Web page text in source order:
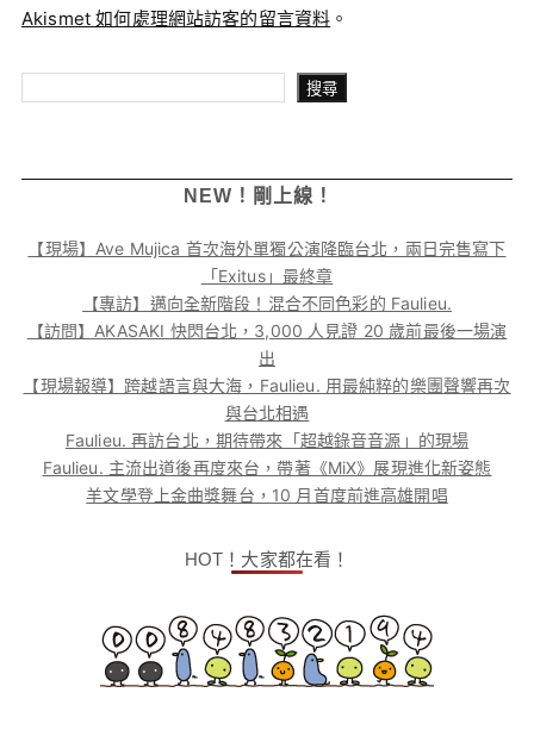
Akismet 如何處理網站訪客的留言資料 。
搜尋
NEW！剛上線！
【現場】Ave Mujica 首次海外單獨公演降臨台北，兩日完售寫下
「Exitus」最終章
【專訪】邁向全新階段！混合不同色彩的 Faulieu.
【訪問】AKASAKI 快閃台北，3,000 人見證 20 歲前最後一場演
出
【現場報導】跨越語言與大海，Faulieu. 用最純粹的樂團聲響再次
與台北相遇
Faulieu. 再訪台北，期待帶來「超越錄音音源」的現場
Faulieu. 主流出道後再度來台，帶著《MiX》展現進化新姿態
羊文學登上金曲獎舞台，10 月首度前進高雄開唱
HOT！大家都在看！